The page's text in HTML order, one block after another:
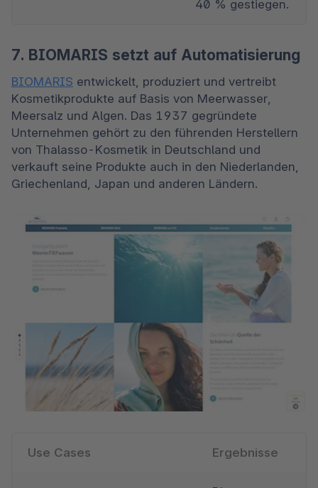
40 % gestiegen.
7. BIOMARIS setzt auf Automatisierung
BIOMARIS entwickelt, produziert und vertreibt
Kosmetikprodukte auf Basis von Meerwasser,
Meersalz und Algen. Das 1937 gegründete
Unternehmen gehört zu den führenden Herstellern
von Thalasso-Kosmetik in Deutschland und
verkauft seine Produkte auch in den Niederlanden,
Griechenland, Japan und anderen Ländern.
Use Cases Ergebnisse